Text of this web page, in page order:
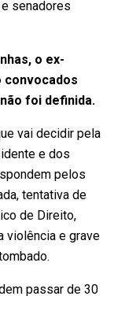
senadores
o ex-
convocados
foi definida.
vai decidir pela
e dos
pelos
tentativa de
de Direito,
violência e grave
passar de 30